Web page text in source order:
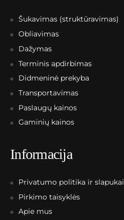
Šukavimas (struktūravimas)
Obliavimas
Dažymas
Terminis apdirbimas
Didmeninė prekyba
Transportavimas
Paslaugų kainos
Gaminių kainos
Informacija
Privatumo politika ir slapukai
Pirkimo taisyklės
Apie mus